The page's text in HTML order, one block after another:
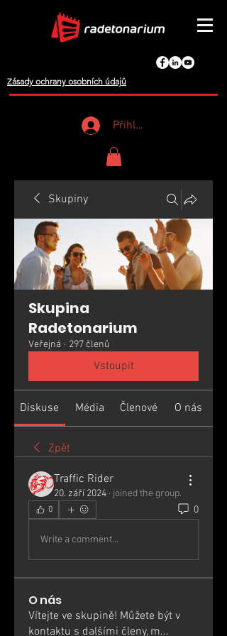
Zásady ochrany osobních údajů
Přihlášení
Skupiny
Skupina
Radetonarium
Veřejná · 297 členů
Vstoupit
Diskuse Média Členové O nás
Zpět
Traffic Rider
20. září 2024 · joined the group.
0 0
Write a comment...
O nás
Vítejte ve skupině! Můžete být v
kontaktu s dalšími členy, m...